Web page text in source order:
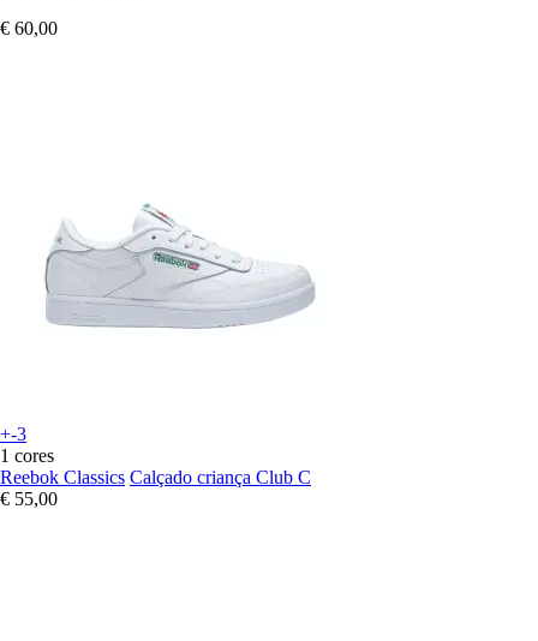
€ 60,00
+-3
1 cores
Reebok Classics Calçado criança Club C
€ 55,00